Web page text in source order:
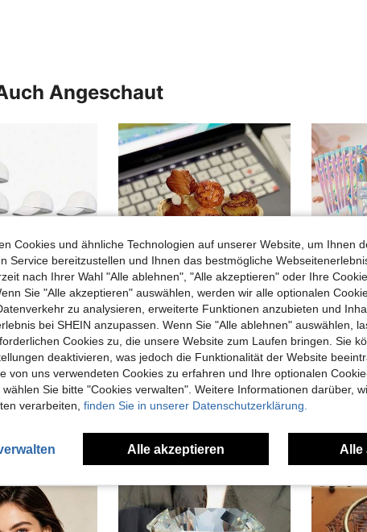
Angeschaut
6/3 Stücke weiße Baseballkappen, geeignet für Themenpartys, Geburtstagspartys, Familientreffen, Rasenpicknicks, Outdoor-Sport, lässige Sonnenhüte, Strand, DIY, perfekt für kreative Blanko-Kunstmalerei
1 Stück Burrito-förmiges Federmäppchen, exquisites Burrito-Stil Federmäppchen, neuartiges Federmäppchen, Aufbewahrung für Schlüssel und Buntstifte, unverzichtbar für den Schulanfang
2 übrig
4,22€
3,16€
Cookies und ähnliche Technologien auf unserer Website, um Ihnen
Service bereitzustellen und Ihnen das bestmögliche
nach Ihrer Wahl "Alle ablehnen", "Alle akzeptieren" oder Ihre
Sie "Alle akzeptieren" auswählen, werden wir alle optionalen
zu analysieren, erweiterte Funktionen anzubieten und
bei SHEIN anzupassen. Wenn Sie "Alle ablehnen" auswählen,
Cookies zu, die unsere Website zum Laufen bringen. Sie
deaktivieren, was jedoch die Funktionalität der Website
von uns verwendeten Cookies zu erfahren und Ihre optionalen
Sie bitte "Cookies verwalten". Weitere Informationen darüber,
verarbeiten, finden Sie in unserer Datenschutzerklärung.
Alle akzeptieren Alle